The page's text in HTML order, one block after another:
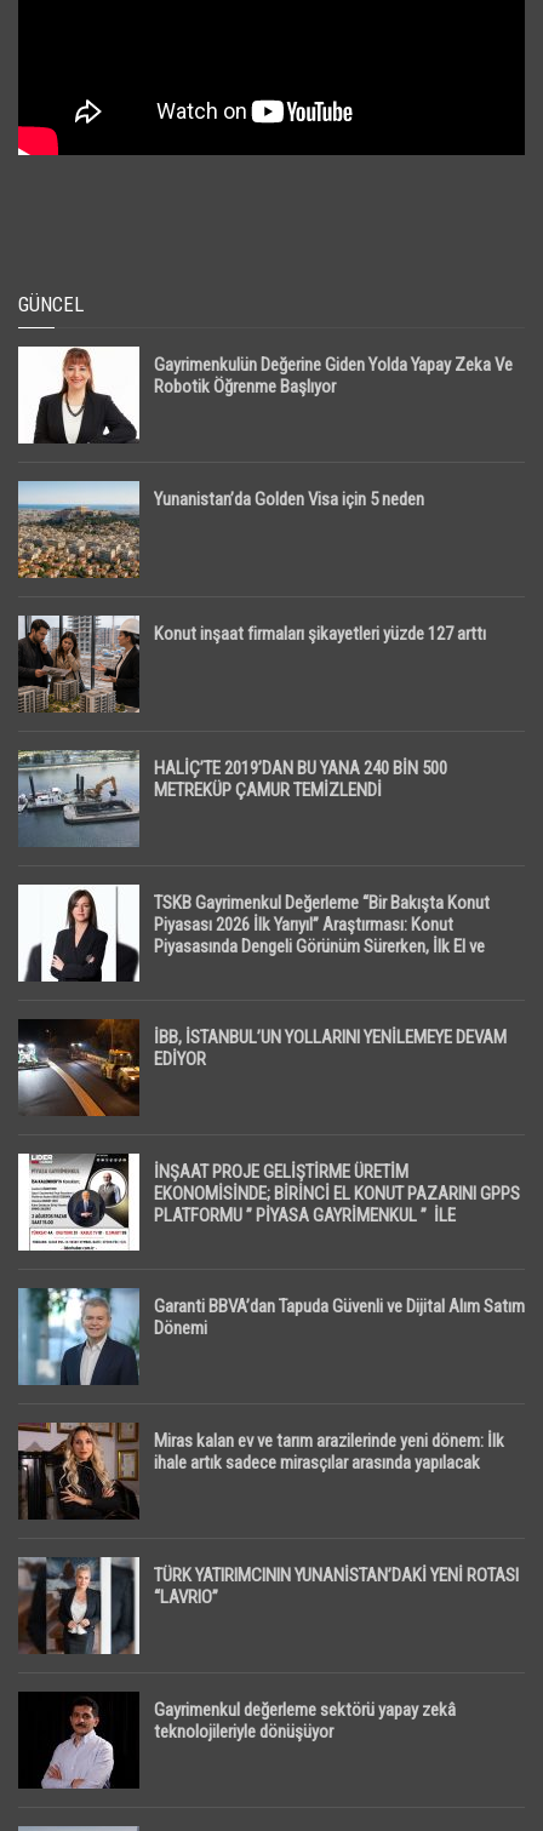
GÜNCEL
Gayrimenkulün Değerine Giden Yolda Yapay Zeka Ve
Robotik Öğrenme Başlıyor
Yunanistan’da Golden Visa için 5 neden
Konut inşaat firmaları şikayetleri yüzde 127 arttı
HALİÇ’TE 2019’DAN BU YANA 240 BİN 500
METREKÜP ÇAMUR TEMİZLENDİ
TSKB Gayrimenkul Değerleme “Bir Bakışta Konut
Piyasası 2026 İlk Yarıyıl” Araştırması: Konut
Piyasasında Dengeli Görünüm Sürerken, İlk El ve
İBB, İSTANBUL’UN YOLLARINI YENİLEMEYE DEVAM
EDİYOR
İNŞAAT PROJE GELİŞTİRME ÜRETİM
EKONOMİSİNDE; BİRİNCİ EL KONUT PAZARINI GPPS
PLATFORMU ” PİYASA GAYRİMENKUL ” İLE
Garanti BBVA’dan Tapuda Güvenli ve Dijital Alım Satım
Dönemi
Miras kalan ev ve tarım arazilerinde yeni dönem: İlk
ihale artık sadece mirasçılar arasında yapılacak
TÜRK YATIRIMCININ YUNANİSTAN’DAKİ YENİ ROTASI
“LAVRIO”
Gayrimenkul değerleme sektörü yapay zekâ
teknolojileriyle dönüşüyor